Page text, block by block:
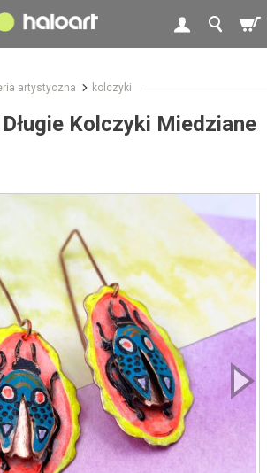
artystyczna kolczyki
Kolczyki Miedziane